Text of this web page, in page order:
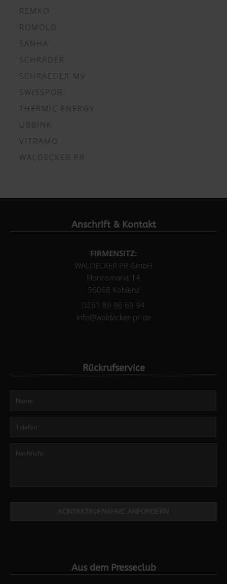
REMKO
ROMOLD
SANHA
SCHRÄDER
SCHRAEDER MV
SWISSPOR
THERMIC ENERGY
UBBINK
VITRAMO
WALDECKER PR
Anschrift & Kontakt
FIRMENSITZ:
WALDECKER PR GmbH
Florinsmarkt 14
56068 Koblenz
0261 89 96 69 94
info@waldecker-pr.de
Rückrufservice
KONTAKTAUFNAHME ANFORDERN
Aus dem Presseclub